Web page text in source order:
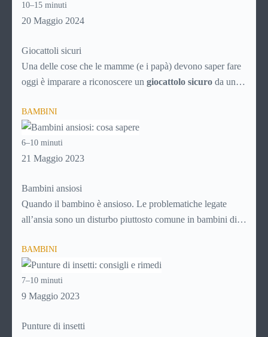
ai genitori dei bimbi da 0 a 5 anni, aiutando i neonati nella
crescita e nello sviluppo.
10–15 minuti
20 Maggio 2024
Giocattoli sicuri
Una delle cose che le mamme (e i papà) devono saper fare
oggi è imparare a riconoscere un giocattolo sicuro da uno
basso costo provenienti dalla Cina, che spesso sono vere e
proprie trappole per i nostri figli.
BAMBINI
6–10 minuti
21 Maggio 2023
Bambini ansiosi
Quando il bambino è ansioso. Le problematiche legate
all’ansia sono un disturbo piuttosto comune in bambini di
evitare che si trasformino in un problema più grande, con la
crescita. Per sapere di più su come affrontare i disturbi
legati all’ansia nei bambini, continua a leggere!
BAMBINI
7–10 minuti
9 Maggio 2023
Punture di insetti